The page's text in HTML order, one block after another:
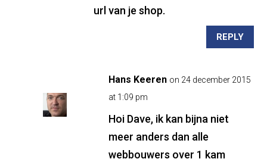
url van je shop.
REPLY
Hans Keeren on 24 december 2015
at 1:09 pm
Hoi Dave, ik kan bijna niet
meer anders dan alle
webbouwers over 1 kam